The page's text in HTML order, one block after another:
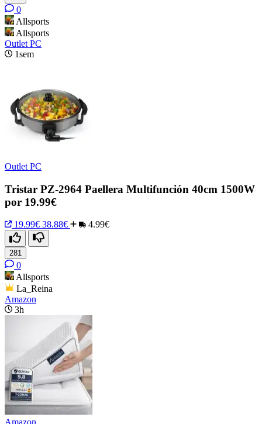
0
Allsports
Allsports
Outlet PC
1sem
Outlet PC
Tristar PZ-2964 Paellera Multifunción 40cm 1500W
por 19.99€
19.99€ 38.88€ 4.99€
281
0
Allsports
La_Reina
Amazon
3h